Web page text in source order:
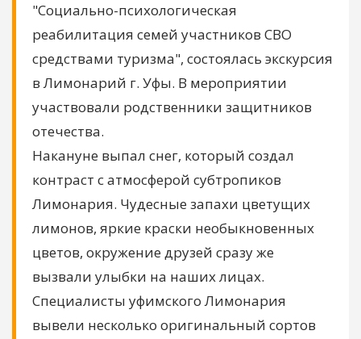
"Социально-психологическая
реабилитация семей участников СВО
средствами туризма", состоялась экскурсия
в Лимонарий г. Уфы. В мероприятии
участвовали родственники защитников
отечества.
Накануне выпал снег, который создал
контраст с атмосферой субтропиков
Лимонария. Чудесные запахи цветущих
лимонов, яркие краски необыкновенных
цветов, окружение друзей сразу же
вызвали улыбки на наших лицах.
Специалисты уфимского Лимонария
вывели несколько оригинальный сортов